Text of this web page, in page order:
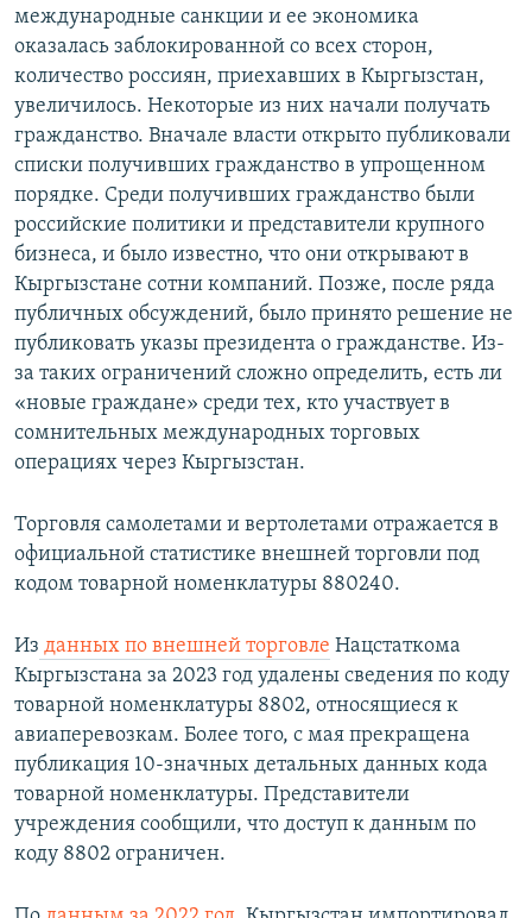
международные санкции и ее экономика
оказалась заблокированной со всех сторон,
количество россиян, приехавших в Кыргызстан,
увеличилось. Некоторые из них начали получать
гражданство. Вначале власти открыто публиковали
списки получивших гражданство в упрощенном
порядке. Среди получивших гражданство были
российские политики и представители крупного
бизнеса, и было известно, что они открывают в
Кыргызстане сотни компаний. Позже, после ряда
публичных обсуждений, было принято решение не
публиковать указы президента о гражданстве. Из-
за таких ограничений сложно определить, есть ли
«новые граждане» среди тех, кто участвует в
сомнительных международных торговых
операциях через Кыргызстан.
Торговля самолетами и вертолетами отражается в
официальной статистике внешней торговли под
кодом товарной номенклатуры 880240.
Из данных по внешней торговле Нацстаткома
Кыргызстана за 2023 год удалены сведения по коду
товарной номенклатуры 8802, относящиеся к
авиаперевозкам. Более того, с мая прекращена
публикация 10-значных детальных данных кода
товарной номенклатуры. Представители
учреждения сообщили, что доступ к данным по
коду 8802 ограничен.